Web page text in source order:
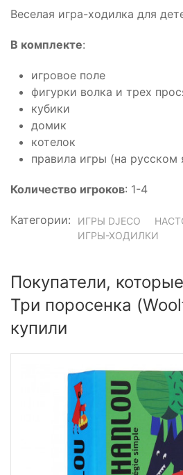
Веселая игра-ходилка для
В комплекте:
игровое поле
фигурки волка и трех
кубики
домик
котелок
правила игры (на русском
Количество игроков: 1-4
Категории: ИГРЫ DJECO
ИГРЫ-ХОДИЛКИ
Покупатели,
Три поросенка
купили